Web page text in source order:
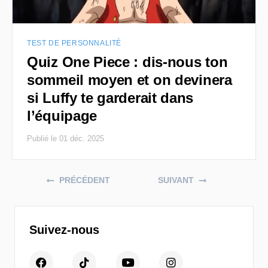
TEST DE PERSONNALITÉ
Quiz One Piece : dis-nous ton
sommeil moyen et on devinera
si Luffy te garderait dans
l’équipage
Publié le 01 déc. 2025
Posts navigation
PRÉCÉDENT SUIVANT
Suivez-nous